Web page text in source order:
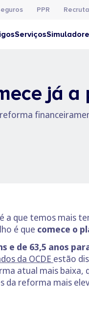
PPR
Serviços
já a
que temos mais
é que comece o
e de 63,5 anos
da OCDE estão
atual mais baixa,
reforma mais